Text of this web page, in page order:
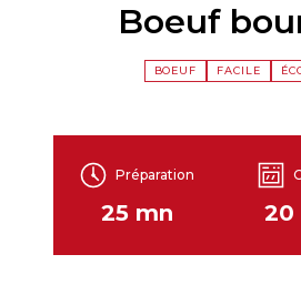
Boeuf
BOEUF FACILE
Préparation
25 mn 20